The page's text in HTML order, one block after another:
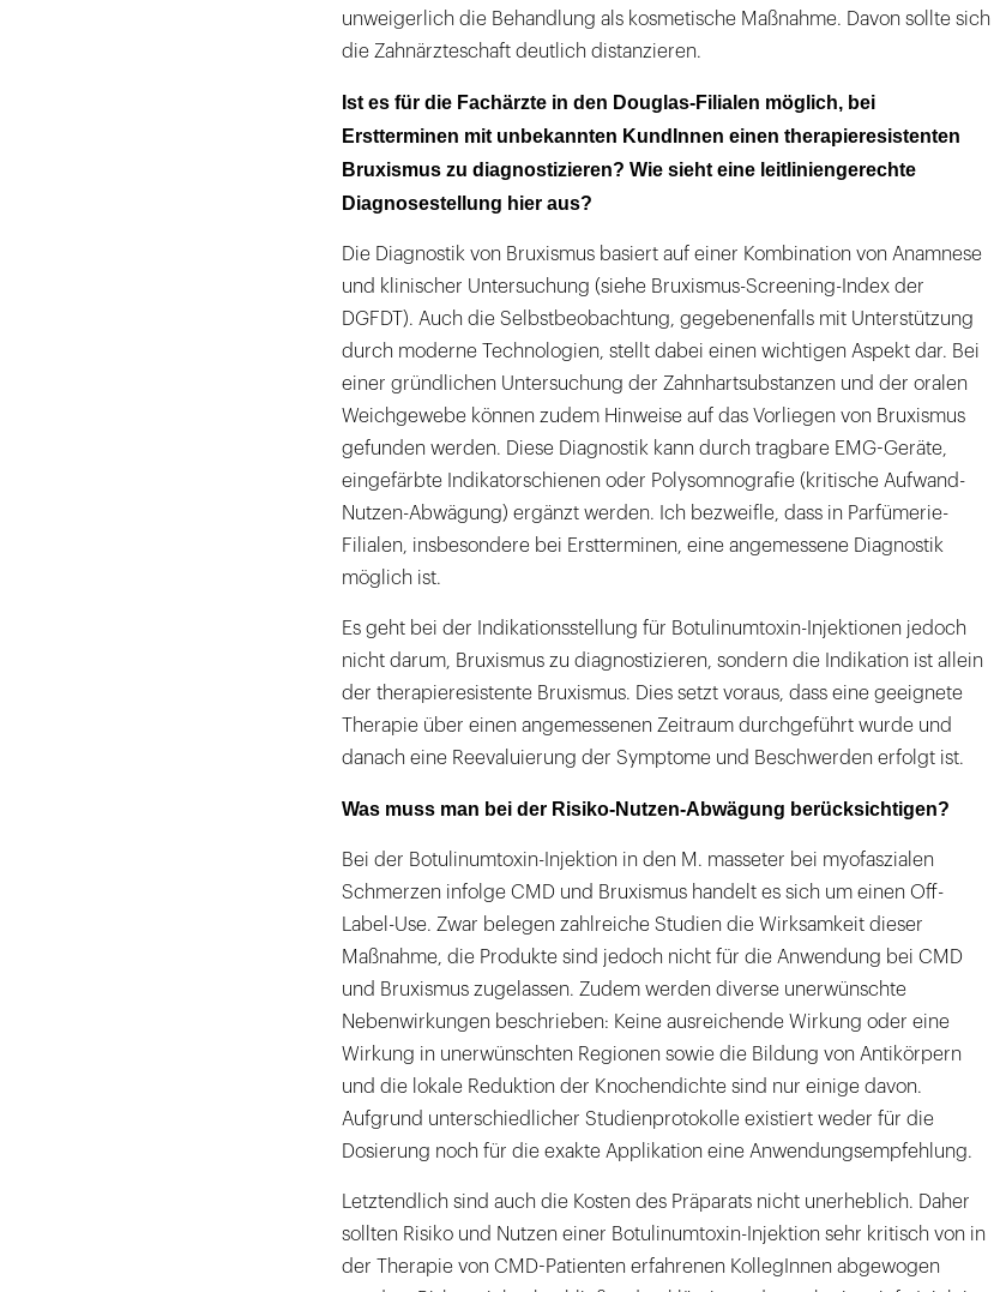
unweigerlich die Behandlung als kosmetische Maßnahme. Davon sollte sich
die Zahnärzteschaft deutlich distanzieren.
Ist es für die Fachärzte in den Douglas-Filialen möglich, bei
Erstterminen mit unbekannten KundInnen einen therapieresistenten
Bruxismus zu diagnostizieren? Wie sieht eine leitliniengerechte
Diagnosestellung hier aus?
Die Diagnostik von Bruxismus basiert auf einer Kombination von Anamnese
und klinischer Untersuchung (siehe Bruxismus-Screening-Index der
DGFDT). Auch die Selbstbeobachtung, gegebenenfalls mit Unterstützung
durch moderne Technologien, stellt dabei einen wichtigen Aspekt dar. Bei
einer gründlichen Untersuchung der Zahnhartsubstanzen und der oralen
Weichgewebe können zudem Hinweise auf das Vorliegen von Bruxismus
gefunden werden. Diese Diagnostik kann durch tragbare EMG-Geräte,
eingefärbte Indikatorschienen oder Polysomnografie (kritische Aufwand-
Nutzen-Abwägung) ergänzt werden. Ich bezweifle, dass in Parfümerie-
Filialen, insbesondere bei Erstterminen, eine angemessene Diagnostik
möglich ist.
Es geht bei der Indikationsstellung für Botulinumtoxin-Injektionen jedoch
nicht darum, Bruxismus zu diagnostizieren, sondern die Indikation ist allein
der therapieresistente Bruxismus. Dies setzt voraus, dass eine geeignete
Therapie über einen angemessenen Zeitraum durchgeführt wurde und
danach eine Reevaluierung der Symptome und Beschwerden erfolgt ist.
Was muss man bei der Risiko-Nutzen-Abwägung berücksichtigen?
Bei der Botulinumtoxin-Injektion in den M. masseter bei myofaszialen
Schmerzen infolge CMD und Bruxismus handelt es sich um einen Off-
Label-Use. Zwar belegen zahlreiche Studien die Wirksamkeit dieser
Maßnahme, die Produkte sind jedoch nicht für die Anwendung bei CMD
und Bruxismus zugelassen. Zudem werden diverse unerwünschte
Nebenwirkungen beschrieben: Keine ausreichende Wirkung oder eine
Wirkung in unerwünschten Regionen sowie die Bildung von Antikörpern
und die lokale Reduktion der Knochendichte sind nur einige davon.
Aufgrund unterschiedlicher Studienprotokolle existiert weder für die
Dosierung noch für die exakte Applikation eine Anwendungsempfehlung.
Letztendlich sind auch die Kosten des Präparats nicht unerheblich. Daher
sollten Risiko und Nutzen einer Botulinumtoxin-Injektion sehr kritisch von in
der Therapie von CMD-Patienten erfahrenen KollegInnen abgewogen